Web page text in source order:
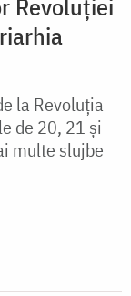
Revoluției
la Revoluția
de 20, 21 și
multe slujbe